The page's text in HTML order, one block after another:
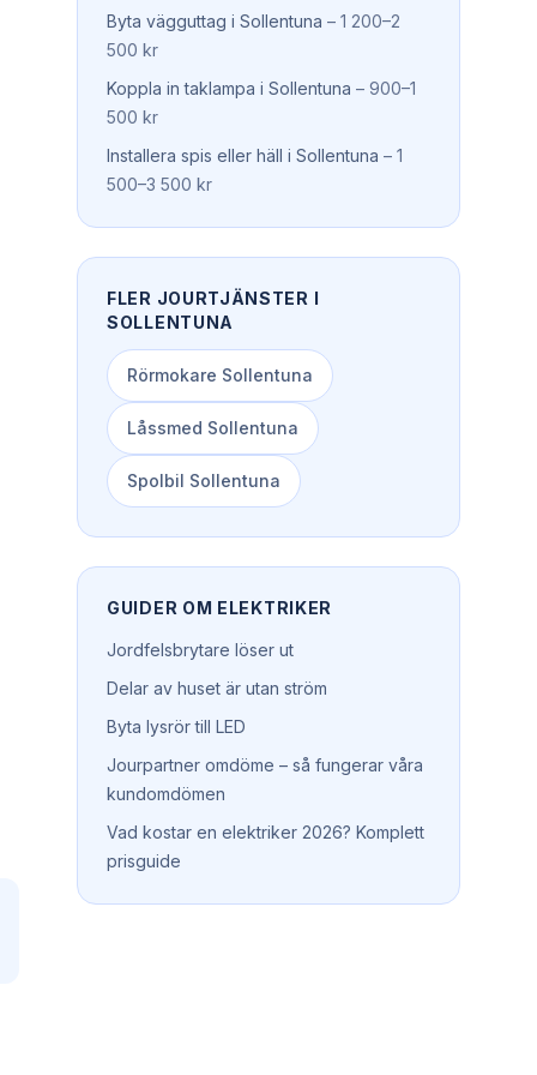
Byta vägguttag i Sollentuna – 1 200–2
500 kr
Koppla in taklampa i Sollentuna – 900–1
500 kr
Installera spis eller häll i Sollentuna – 1
500–3 500 kr
FLER JOURTJÄNSTER I
SOLLENTUNA
Rörmokare Sollentuna
Låssmed Sollentuna
Spolbil Sollentuna
GUIDER OM ELEKTRIKER
Jordfelsbrytare löser ut
Delar av huset är utan ström
Byta lysrör till LED
Jourpartner omdöme – så fungerar våra
kundomdömen
Vad kostar en elektriker 2026? Komplett
prisguide